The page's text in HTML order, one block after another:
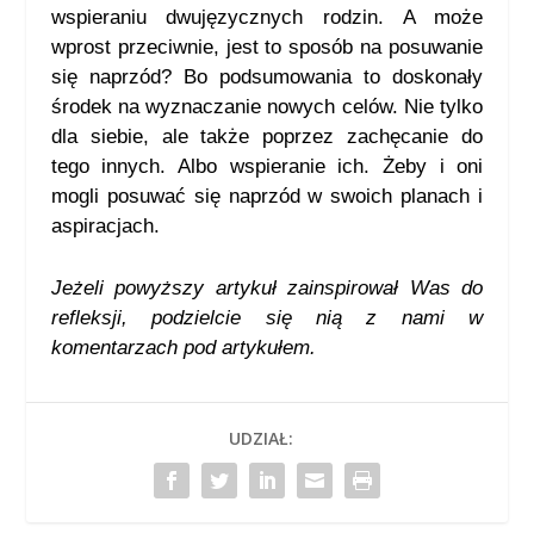
wspieraniu dwujęzycznych rodzin. A może
wprost przeciwnie, jest to sposób na posuwanie
się naprzód? Bo podsumowania to doskonały
środek na wyznaczanie nowych celów. Nie tylko
dla siebie, ale także poprzez zachęcanie do
tego innych. Albo wspieranie ich. Żeby i oni
mogli posuwać się naprzód w swoich planach i
aspiracjach.
Jeżeli powyższy artykuł zainspirował Was do
refleksji, podzielcie się niąz nami w
komentarzach pod artykułem.
UDZIAŁ: